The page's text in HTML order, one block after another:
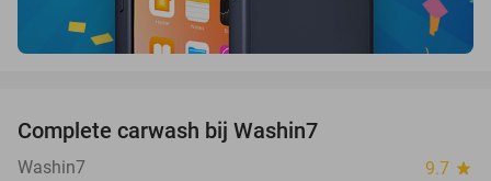
Complete carwash bij Washin7
Washin7 9.7 star